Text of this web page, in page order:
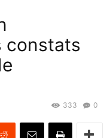
constats
0
333